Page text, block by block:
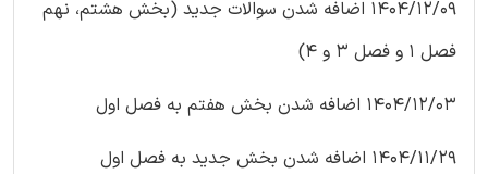
1404/12/09 اضافه شدن سوالات جدید (بخش هشتم، نهم
فصل 1 و فصل 3 و 4)
1404/12/03 اضافه شدن بخش هفتم به فصل اول
1404/11/29 اضافه شدن بخش جدید به فصل اول